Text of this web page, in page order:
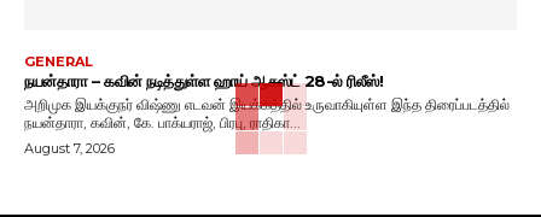
GENERAL
நயன்தாரா – கவின் நடித்துள்ள ஹாய் ஆகஸ்ட் 28-ல் ரிலீஸ்!
அறிமுக இயக்குநர் விஷ்ணு எடவன் இயக்கத்தில் உருவாகியுள்ள இந்த திரைப்படத்தில்
நயன்தாரா, கவின், கே. பாக்யராஜ், பிரபு, ராதிகா...
August 7, 2026